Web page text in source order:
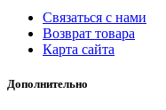
Связаться с нами
Возврат товара
Карта сайта
Дополнительно